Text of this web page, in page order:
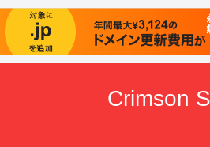
Crimson